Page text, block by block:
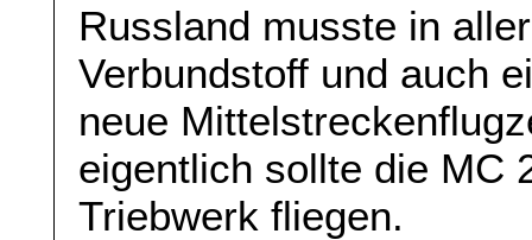
Russland musste in
Verbundstoff und auch
neue
eigentlich sollte die MC
Triebwerk fliegen.